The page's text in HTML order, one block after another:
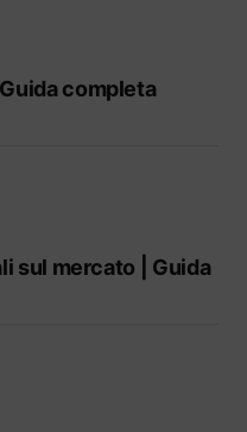
completa
sul mercato | Guida